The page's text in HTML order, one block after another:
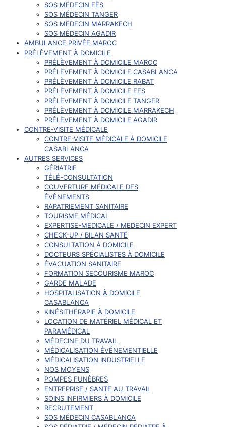
SOS MÉDECIN FÈS
SOS MÉDECIN TANGER
SOS MÉDECIN MARRAKECH
SOS MÉDECIN AGADIR
AMBULANCE PRIVÉE MAROC
PRÉLÈVEMENT À DOMICILE
PRÉLÈVEMENT À DOMICILE MAROC
PRÉLÈVEMENT À DOMICILE CASABLANCA
PRÉLÈVEMENT À DOMICILE RABAT
PRÉLÈVEMENT À DOMICILE FES
PRÉLÈVEMENT À DOMICILE TANGER
PRÉLÈVEMENT À DOMICILE MARRAKECH
PRÉLÈVEMENT À DOMICILE AGADIR
CONTRE-VISITE MÉDICALE
CONTRE-VISITE MÉDICALE À DOMICILE
CASABLANCA
AUTRES SERVICES
GÉRIATRIE
TÉLÉ-CONSULTATION
COUVERTURE MÉDICALE DES
ÉVÈNEMENTS
RAPATRIEMENT SANITAIRE
TOURISME MÉDICAL
EXPERTISE-MEDICALE / MEDECIN EXPERT
CHECK-UP / BILAN SANTÉ
CONSULTATION À DOMICILE
DOCTEURS SPÉCIALISTES À DOMICILE
ÉVACUATION SANITAIRE
FORMATION SECOURISME MAROC
GARDE MALADE
HOSPITALISATION À DOMICILE
CASABLANCA
KINÉSITHÉRAPIE À DOMICILE
LOCATION DE MATÉRIEL MÉDICAL ET
PARAMÉDICAL
MÉDECINE DU TRAVAIL
MÉDICALISATION ÉVÉNEMENTIELLE
MÉDICALISATION INDUSTRIELLE
NOS MOYENS
POMPES FUNÈBRES
ENTREPRISE / SANTE AU TRAVAIL
SOINS INFIRMIERS À DOMICILE
RECRUTEMENT
SOS MÉDECIN CASABLANCA